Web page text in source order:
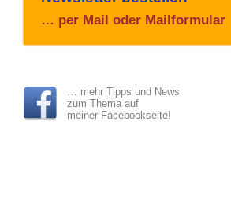
… per Mail oder Mailformular
… mehr Tipps und News
zum Thema auf
meiner Facebookseite!